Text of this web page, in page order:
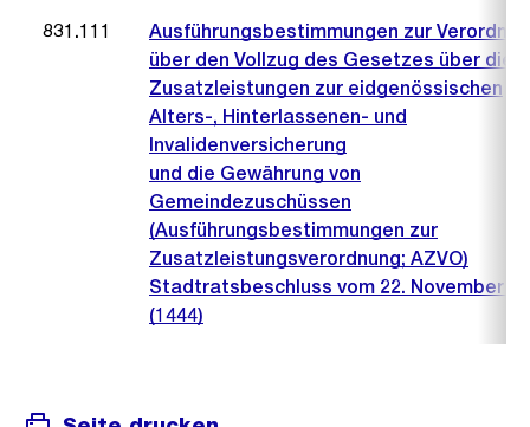
831.111
Ausführungsbestimmungen zur
über den Vollzug des Gesetzes über die
Zusatzleistungen zur eidgenössischen
Alters-, Hinterlassenen- und
Invalidenversicherung
und die Gewährung von
Gemeindezuschüssen
(Ausführungsbestimmungen zur
Zusatzleistungsverordnung; AZVO)
Stadtratsbeschluss vom 22. November
(1444)